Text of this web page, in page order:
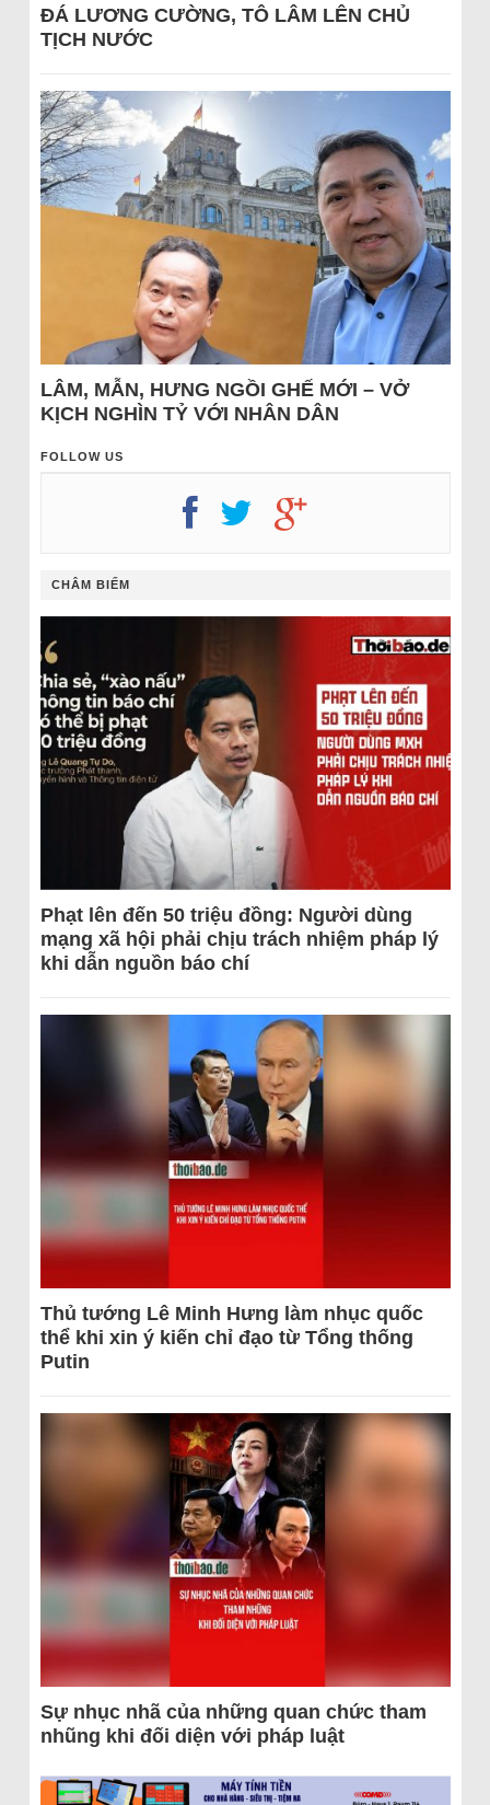
ĐÁ LƯƠNG CƯỜNG, TÔ LÂM LÊN CHỦ
TỊCH NƯỚC
LÂM, MẪN, HƯNG NGỒI GHẾ MỚI – VỞ
KỊCH NGHÌN TỶ VỚI NHÂN DÂN
FOLLOW US
CHÂM BIẾM
Phạt lên đến 50 triệu đồng: Người dùng
mạng xã hội phải chịu trách nhiệm pháp lý
khi dẫn nguồn báo chí
Thủ tướng Lê Minh Hưng làm nhục quốc
thể khi xin ý kiến chỉ đạo từ Tổng thống
Putin
Sự nhục nhã của những quan chức tham
nhũng khi đối diện với pháp luật